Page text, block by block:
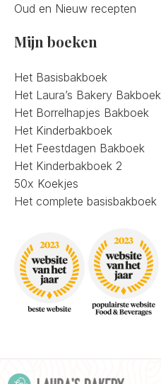
Oud en Nieuw recepten
Mijn boeken
Het Basisbakboek
Het Laura’s Bakery Bakboek
Het Borrelhapjes Bakboek
Het Kinderbakboek
Het Feestdagen Bakboek
Het Kinderbakboek 2
50x Koekjes
Het complete basisbakboek